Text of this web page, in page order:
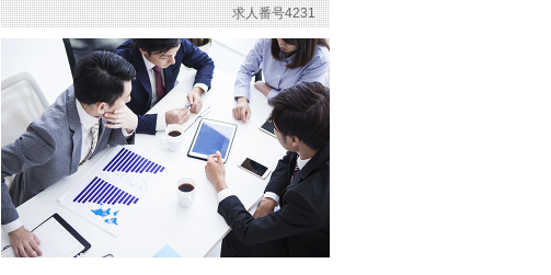
求人番号4231